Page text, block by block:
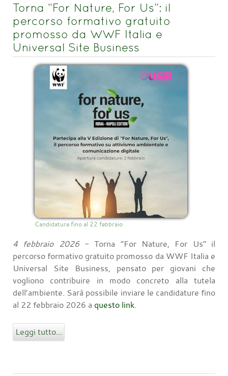
Torna “For Nature, For Us”: il
percorso formativo gratuito
promosso da WWF Italia e
Universal Site Business
Candidature fino al 22 febbraio
4 febbraio 2026- Torna “For Nature, For Us” il
percorso formativo gratuito promosso da WWF Italia e
Universal Site Business, pensato per giovani che
vogliono contribuire in modo concreto alla tutela
dell’ambiente. Sarà possibile inviare le candidature fino
al 22 febbraio 2026 a questo link.
Leggi tutto...